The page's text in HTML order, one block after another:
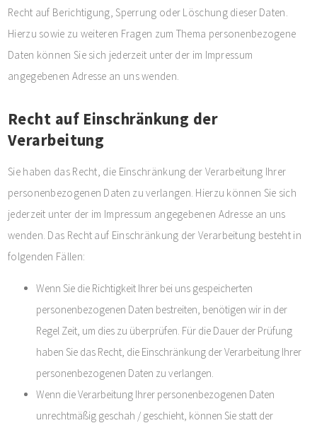
Recht auf Berichtigung, Sperrung oder Löschung dieser Daten.
Hierzu sowie zu weiteren Fragen zum Thema personenbezogene
Daten können Sie sich jederzeit unter der im Impressum
angegebenen Adresse an uns wenden.
Recht auf Einschränkung der
Verarbeitung
Sie haben das Recht, die Einschränkung der Verarbeitung Ihrer
personenbezogenen Daten zu verlangen. Hierzu können Sie sich
jederzeit unter der im Impressum angegebenen Adresse an uns
wenden. Das Recht auf Einschränkung der Verarbeitung besteht in
folgenden Fällen:
Wenn Sie die Richtigkeit Ihrer bei uns gespeicherten
personenbezogenen Daten bestreiten, benötigen wir in der
Regel Zeit, um dies zu überprüfen. Für die Dauer der Prüfung
haben Sie das Recht, die Einschränkung der Verarbeitung Ihrer
personenbezogenen Daten zu verlangen.
Wenn die Verarbeitung Ihrer personenbezogenen Daten
unrechtmäßig geschah / geschieht, können Sie statt der